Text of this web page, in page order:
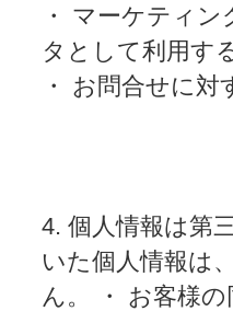
・ マーケティ
タとして利用す
・ お問合せに
4. 個人情報は第
いた個人情報は
ん。 ・ お客様